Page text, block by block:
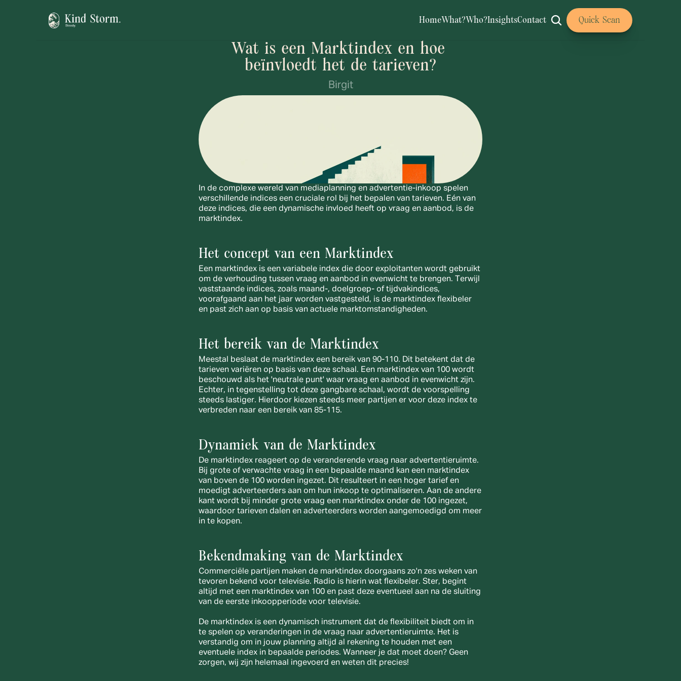
HomeWhat?Who? InsightsContact Quick Scan
Wat is een Marktindex en hoe
beïnvloedt het de tarieven?
Birgit
In de complexe wereld van mediaplanning en advertentie-inkoop spelen
verschillende indices een cruciale rol bij het bepalen van tarieven. Eén van
deze indices, die een dynamische invloed heeft op vraag en aanbod, is de
marktindex.
Het concept van een Marktindex
Een marktindex is een variabele index die door exploitanten wordt gebruikt
om de verhouding tussen vraag en aanbod in evenwicht te brengen. Terwijl
vaststaande indices, zoals maand-, doelgroep- of tijdvakindices,
voorafgaand aan het jaar worden vastgesteld, is de marktindex flexibeler
en past zich aan op basis van actuele marktomstandigheden.
Het bereik van de Marktindex
Meestal beslaat de marktindex een bereik van 90-110. Dit betekent dat de
tarieven variëren op basis van deze schaal. Een marktindex van 100 wordt
beschouwd als het 'neutrale punt' waar vraag en aanbod in evenwicht zijn.
Echter, in tegenstelling tot deze gangbare schaal, wordt de voorspelling
steeds lastiger. Hierdoor kiezen steeds meer partijen er voor deze index te
verbreden naar een bereik van 85-115.
Dynamiek van de Marktindex
De marktindex reageert op de veranderende vraag naar advertentieruimte.
Bij grote of verwachte vraag in een bepaalde maand kan een marktindex
van boven de 100 worden ingezet. Dit resulteert in een hoger tarief en
moedigt adverteerders aan om hun inkoop te optimaliseren. Aan de andere
kant wordt bij minder grote vraag een marktindex onder de 100 ingezet,
waardoor tarieven dalen en adverteerders worden aangemoedigd om meer
in te kopen.
Bekendmaking van de Marktindex
Commerciële partijen maken de marktindex doorgaans zo'n zes weken van
tevoren bekend voor televisie. Radio is hierin wat flexibeler. Ster, begint
altijd met een marktindex van 100 en past deze eventueel aan na de sluiting
van de eerste inkoopperiode voor televisie.
De marktindex is een dynamisch instrument dat de flexibiliteit biedt om in
te spelen op veranderingen in de vraag naar advertentieruimte. Het is
verstandig om in jouw planning altijd al rekening te houden met een
eventuele index in bepaalde periodes. Wanneer je dat moet doen? Geen
zorgen, wij zijn helemaal ingevoerd en weten dit precies!